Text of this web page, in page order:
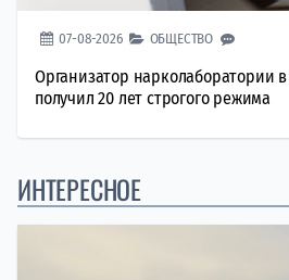
07-08-2026 ОБЩЕСТВО
Организатор нарколаборатории
получил 20 лет строгого режима
ИНТЕРЕСНОЕ